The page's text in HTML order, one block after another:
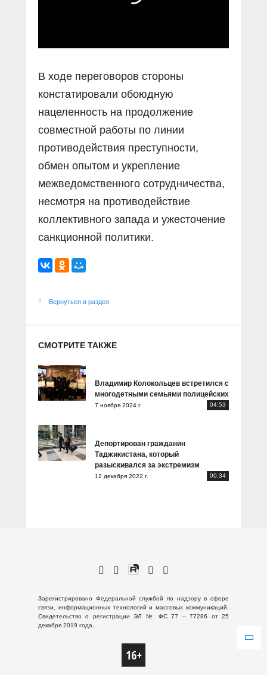
В ходе переговоров стороны
констатировали обоюдную
нацеленность на продолжение
совместной работы по линии
противодействия преступности,
обмен опытом и укрепление
межведомственного сотрудничества,
несмотря на противодействие
коллективного запада и ужесточение
санкционной политики.
Вернуться в раздел
СМОТРИТЕ ТАКЖЕ
Владимир Колокольцев встретился с
многодетными семьями полицейских
7 ноября 2024 г. 04:53
Депортирован гражданин
Таджикистана, который
разыскивался за экстремизм
12 декабря 2022 г. 00:34
Зарегистрировано Федеральной службой по надзору в сфере
связи, информационных технологий и массовых коммуникаций.
Свидетельство о регистрации ЭЛ № ФС 77 – 77286 от 25
декабря 2019 года.